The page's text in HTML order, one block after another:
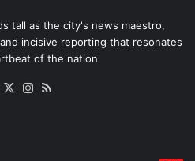
tall as the city's news maestro,
incisive reporting that resonates
of the nation
Facebook
X Instagram